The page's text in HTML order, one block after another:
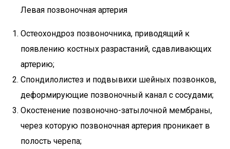
Левая позвоночная артерия
Остеохондроз позвоночника, приводящий к
появлению костных разрастаний, сдавливающих
артерию;
Спондилолистез и подвывихи шейных позвонков,
деформирующие позвоночный канал с сосудами;
Окостенение позвоночно-затылочной мембраны,
через которую позвоночная артерия проникает в
полость черепа;